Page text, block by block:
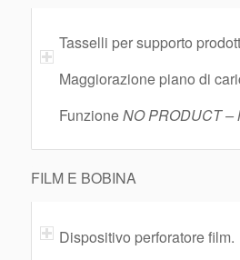
Tasselli per supporto
Maggiorazione piano di
FunzioneNO PRODUCT –
FILM E BOBINA
Dispositivo perforatore film.